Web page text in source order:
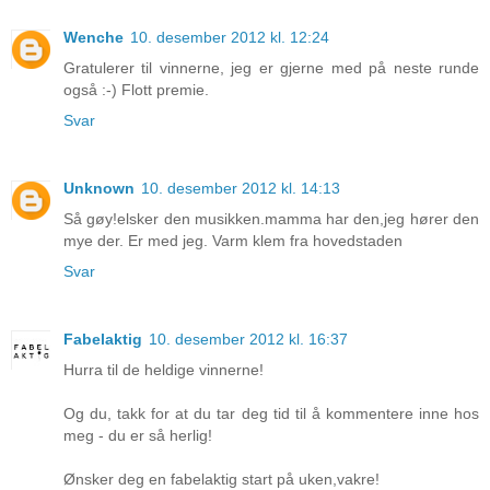
Wenche 10. desember 2012 kl. 12:24
Gratulerer til vinnerne, jeg er gjerne med på neste runde
også :-) Flott premie.
Svar
Unknown 10. desember 2012 kl. 14:13
Så gøy!elsker den musikken.mamma har den,jeg hører den
mye der. Er med jeg. Varm klem fra hovedstaden
Svar
Fabelaktig 10. desember 2012 kl. 16:37
Hurra til de heldige vinnerne!
Og du, takk for at du tar deg tid til å kommentere inne hos
meg - du er så herlig!
Ønsker deg en fabelaktig start på uken,vakre!